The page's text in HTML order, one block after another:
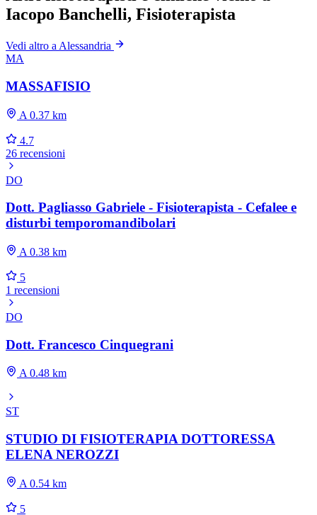
Iacopo Banchelli, Fisioterapista
Vedi altro a Alessandria
MA
MASSAFISIO
A 0.37 km
4.7
26 recensioni
DO
Dott. Pagliasso Gabriele - Fisioterapista - Cefalee e
disturbi temporomandibolari
A 0.38 km
5
1 recensioni
DO
Dott. Francesco Cinquegrani
A 0.48 km
ST
STUDIO DI FISIOTERAPIA DOTTORESSA
ELENA NEROZZI
A 0.54 km
5